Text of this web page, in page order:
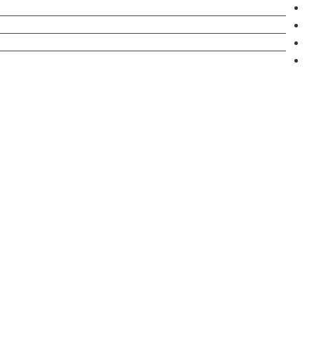
با ما
ما